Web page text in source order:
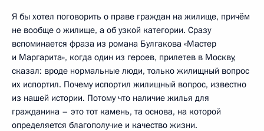
Я бы хотел поговорить о праве граждан на жилище, причём
не вообще о жилище, а об узкой категории. Сразу
вспоминается фраза из романа Булгакова «Мастер
и Маргарита», когда один из героев, прилетев в Москву,
сказал: вроде нормальные люди, только жилищный вопрос
их испортил. Почему испортил жилищный вопрос, известно
из нашей истории. Потому что наличие жилья для
гражданина – это тот камень, та основа, на которой
определяется благополучие и качество жизни.